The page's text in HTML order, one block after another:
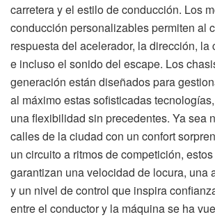
carretera y el estilo de conducción. Los
conducción personalizables permiten al
respuesta del acelerador, la dirección, la
e incluso el sonido del escape. Los
generación están diseñados para
al máximo estas sofisticadas
una flexibilidad sin precedentes. Ya sea
calles de la ciudad con un confort
un circuito a ritmos de competición,
garantizan una velocidad de locura, una
y un nivel de control que inspira
entre el conductor y la máquina se ha